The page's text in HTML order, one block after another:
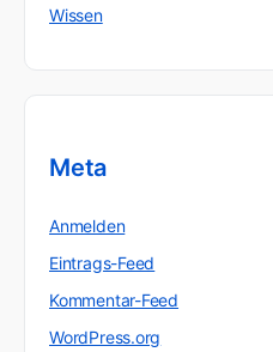
Wissen
Meta
Anmelden
Eintrags-Feed
Kommentar-Feed
WordPress.org